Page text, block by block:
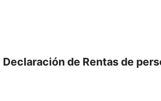
Declaración de Rentas de